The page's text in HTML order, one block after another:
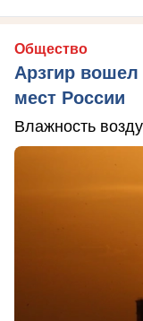
Общество
Арзгир вошел
мест России
Влажность